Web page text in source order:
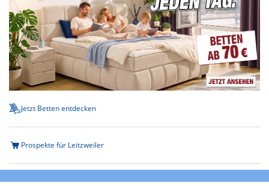
Jetzt Betten entdecken
Prospekte für Leitzweiler